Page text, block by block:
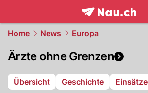
frontpage.
Home News Europa
Ärzte ohne Grenzen
Übersicht Geschichte Einsätze